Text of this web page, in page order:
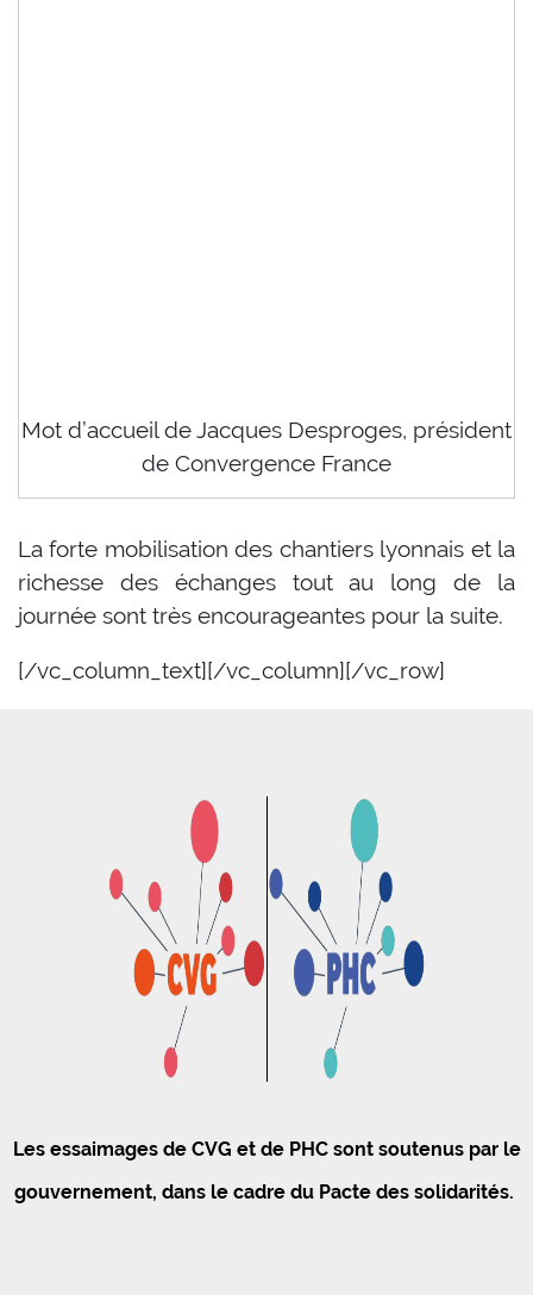
Mot d’accueil de Jacques Desproges, président
de Convergence France
La forte mobilisation des chantiers lyonnais et la
richesse des échanges tout au long de la
journée sont très encourageantes pour la suite.
[/vc_column_text][/vc_column][/vc_row]
Les essaimages de CVG et de PHC sont soutenus par le
gouvernement, dans le cadre du Pacte des solidarités.